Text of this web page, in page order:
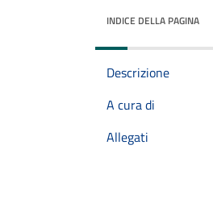
INDICE DELLA PAGINA
Descrizione
A cura di
Allegati